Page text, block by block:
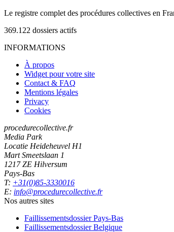
Le registre complet des procédures collectives en
369.122 dossiers actifs
INFORMATIONS
À propos
Widget pour votre site
Contact & FAQ
Mentions légales
Privacy
Cookies
procedurecollective.fr
Media Park
Locatie Heideheuvel H1
Mart Smeetslaan 1
1217 ZE Hilversum
Pays-Bas
T: +31(0)85-3330016
E: info@procedurecollective.fr
Nos autres sites
Faillissementsdossier Pays-Bas
Faillissementsdossier Belgique